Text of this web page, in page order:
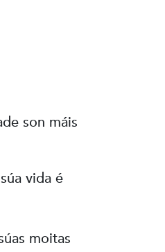
son máis
vida é
moitas